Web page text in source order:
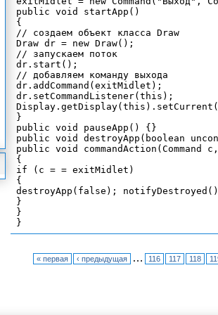
public void startApp()
{
// создаем объект класса Draw
Draw dr = new Draw();
// запускаем поток
dr.start();
// добавляем команду выхода
dr.addCommand(exitMidlet);
dr.setCommandListener(this);
}
public void pauseApp() {}
public void destroyApp(boolean
public void сommandAction(Command
{
if (c = = exitMidlet)
{
destroyApp(false); notifyDestroyed()
}
}
« первая ‹ предыдущая … 116 117 118